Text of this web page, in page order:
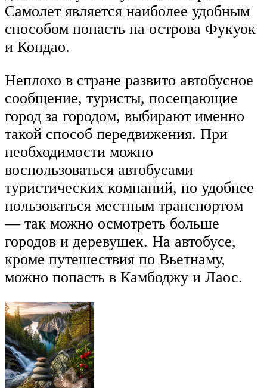
Самолет является наиболее удобным
способом попасть на острова Фукуок
и Кондао.
Неплохо в стране развито автобусное
сообщение, туристы, посещающие
город за городом, выбирают именно
такой способ передвижения. При
необходимости можно
воспользоваться автобусами
туристических компаний, но удобнее
пользоваться местным транспортом
— так можно осмотреть больше
городов и деревушек. На автобусе,
кроме путешествия по Вьетнаму,
можно попасть в Камбоджу и Лаос.